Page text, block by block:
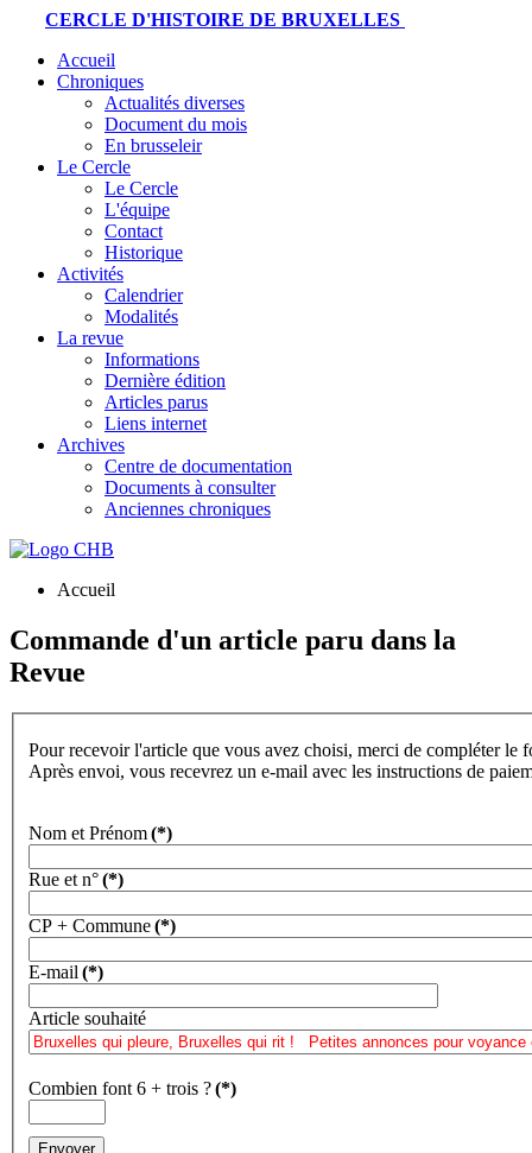
CERCLE D'HISTOIRE DE BRUXELLES
Accueil
Chroniques
Actualités diverses
Document du mois
En brusseleir
Le Cercle
Le Cercle
L'équipe
Contact
Historique
Activités
Calendrier
Modalités
La revue
Informations
Dernière édition
Articles parus
Liens internet
Archives
Centre de documentation
Documents à consulter
Anciennes chroniques
Accueil
Commande d'un article paru dans la
Revue
Pour recevoir l'article que vous avez choisi, merci de compléter le
Après envoi, vous recevrez un e-mail avec les instructions de
Nom et Prénom(*)
Rue et n°(*)
CP + Commune(*)
E-mail(*)
Article souhaité
Combien font 6 + trois ?(*)